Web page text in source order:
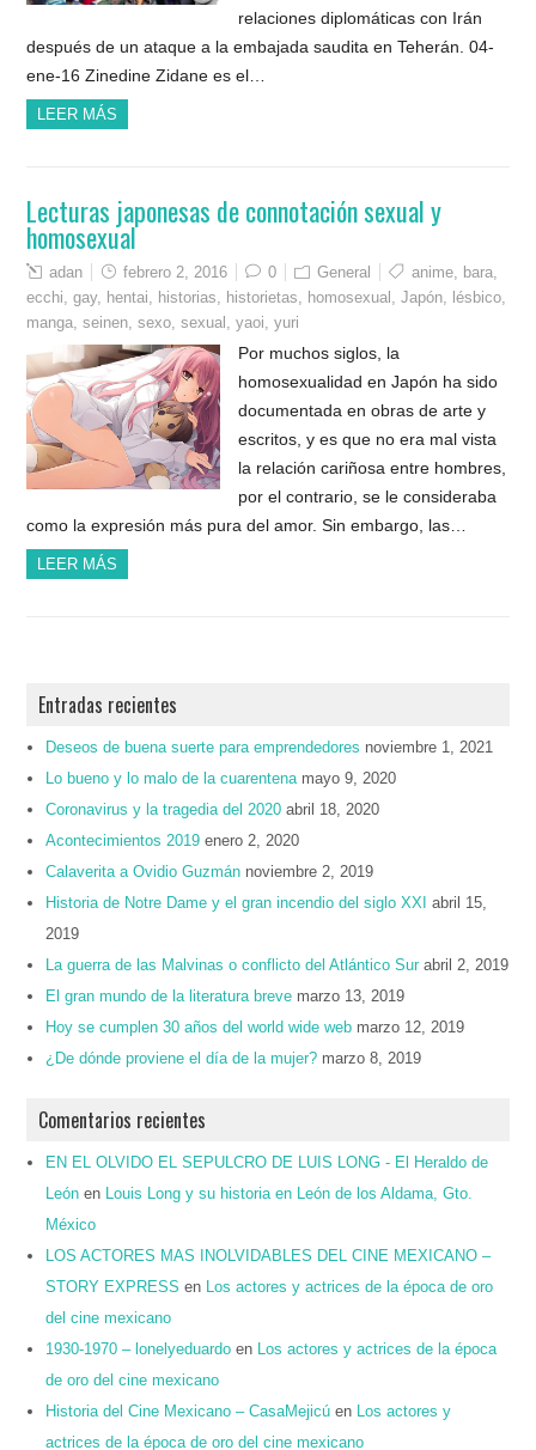
relaciones diplomáticas con Irán
después de un ataque a la embajada saudita en Teherán. 04-
ene-16 Zinedine Zidane es el…
LEER MÁS
Lecturas japonesas de connotación sexual y
homosexual
adan febrero 2, 2016 0 General anime bara
ecchi ,gay, hentai historias historietas homosexual ,Japón lésbico
manga ,seinen ,sexo ,sexual ,yaoi ,yuri
Por muchos siglos, la
homosexualidad en Japón ha sido
documentada en obras de arte y
escritos, y es que no era mal vista
la relación cariñosa entre hombres,
por el contrario, se le consideraba
como la expresión más pura del amor. Sin embargo, las…
LEER MÁS
Entradas recientes
Deseos de buena suerte para emprendedores noviembre 1, 2021
Lo bueno y lo malo de la cuarentena mayo 9, 2020
Coronavirus y la tragedia del 2020 abril 18, 2020
Acontecimientos 2019 enero 2, 2020
Calaverita a Ovidio Guzmán noviembre 2, 2019
Historia de Notre Dame y el gran incendio del siglo XXI
abril 15,
2019
La guerra de las Malvinas o conflicto del Atlántico Sur abril 2, 2019
El gran mundo de la literatura breve marzo 13, 2019
Hoy se cumplen 30 años del world wide web marzo 12, 2019
¿De dónde proviene el día de la mujer? marzo 8, 2019
Comentarios recientes
EN EL OLVIDO EL SEPULCRO DE LUIS LONG - El Heraldo de
León en
Louis Long y su historia en León de los Aldama, Gto.
México
LOS ACTORES MAS INOLVIDABLES DEL CINE MEXICANO –
STORY EXPRESS en
Los actores y actrices de la época de oro
del cine mexicano
1930-1970 – lonelyeduardo en
Los actores y actrices de la época
de oro del cine mexicano
Historia del Cine Mexicano – CasaMejicú en
Los actores y
actrices de la época de oro del cine mexicano